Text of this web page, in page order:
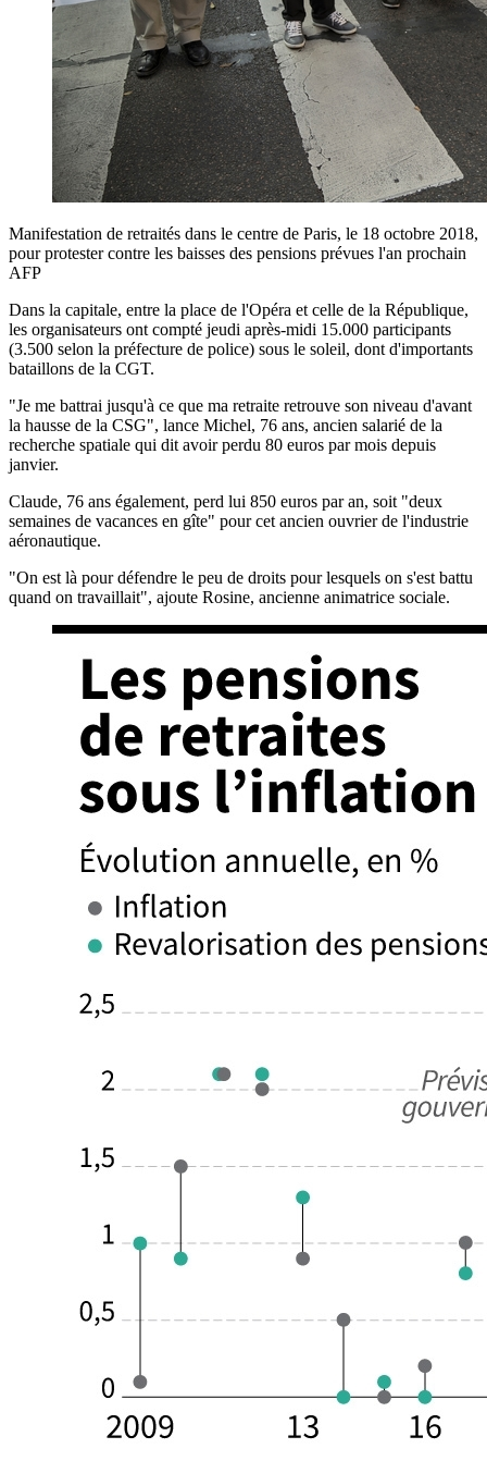
Manifestation de retraités dans le centre de Paris, le 18 octobre 2018,
pour protester contre les baisses des pensions prévues l'an prochain
AFP
Dans la capitale, entre la place de l'Opéra et celle de la République,
les organisateurs ont compté jeudi après-midi 15.000 participants
(3.500 selon la préfecture de police) sous le soleil, dont d'importants
bataillons de la CGT.
"Je me battrai jusqu'à ce que ma retraite retrouve son niveau d'avant
la hausse de la CSG", lance Michel, 76 ans, ancien salarié de la
recherche spatiale qui dit avoir perdu 80 euros par mois depuis
janvier.
Claude, 76 ans également, perd lui 850 euros par an, soit "deux
semaines de vacances en gîte" pour cet ancien ouvrier de l'industrie
aéronautique.
"On est là pour défendre le peu de droits pour lesquels on s'est battu
quand on travaillait", ajoute Rosine, ancienne animatrice sociale.